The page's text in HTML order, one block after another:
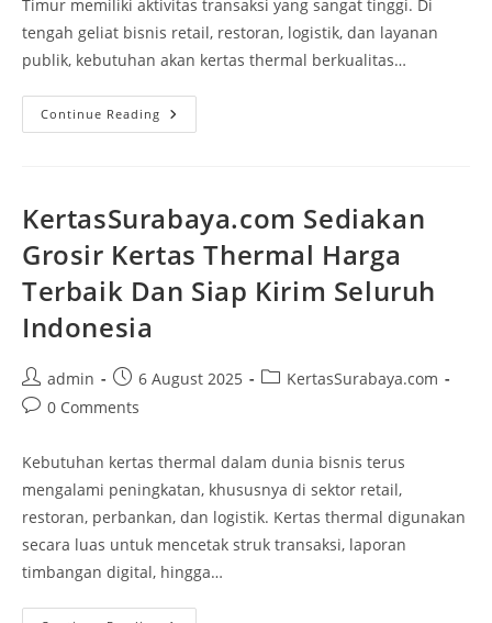
Timur memiliki aktivitas transaksi yang sangat tinggi. Di
tengah geliat bisnis retail, restoran, logistik, dan layanan
publik, kebutuhan akan kertas thermal berkualitas…
Continue Reading
KertasSurabaya.com Sediakan
Grosir Kertas Thermal Harga
Terbaik Dan Siap Kirim Seluruh
Indonesia
admin 6 August 2025
KertasSurabaya.com
0 Comments
Kebutuhan kertas thermal dalam dunia bisnis terus
mengalami peningkatan, khususnya di sektor retail,
restoran, perbankan, dan logistik. Kertas thermal digunakan
secara luas untuk mencetak struk transaksi, laporan
timbangan digital, hingga…